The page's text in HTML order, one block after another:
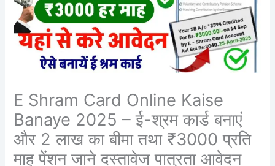
E Shram Card Online Kaise
Banaye 2025 – ई-श्रम कार्ड बनाएं
और 2 लाख का बीमा तथा ₹3000 प्रति
माह पेंशन जाने दस्तावेज पात्रता आवेदन